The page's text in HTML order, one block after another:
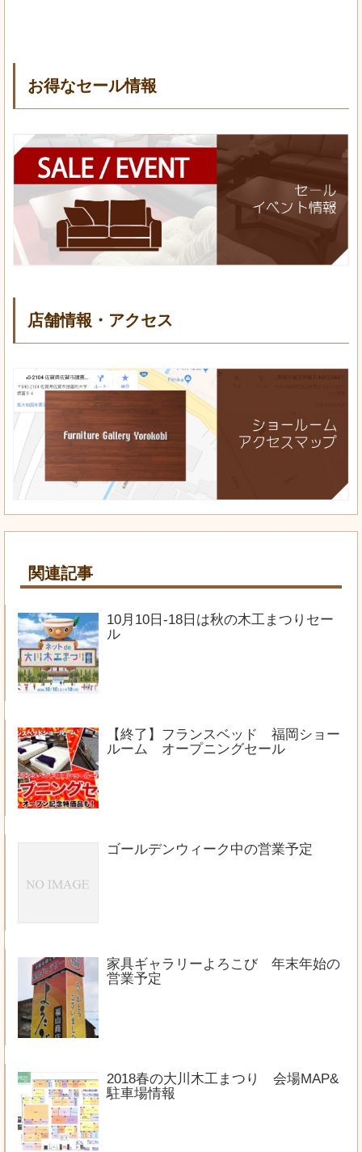
お得なセール情報
店舗情報・アクセス
関連記事
10月10日-18日は秋の木工まつりセー
ル
【終了】フランスベッド 福岡ショー
ルーム オープニングセール
ゴールデンウィーク中の営業予定
家具ギャラリーよろこび 年末年始の
営業予定
2018春の大川木工まつり 会場MAP&
駐車場情報